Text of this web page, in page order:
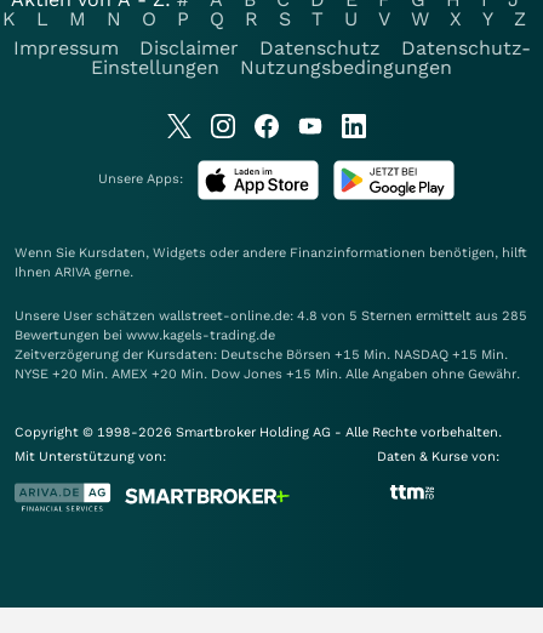
K
L M N O P Q R S T U V W X Y
Z
Impressum
Disclaimer Datenschutz
Datenschutz-
Einstellungen
Nutzungsbedingungen
Unsere Apps:
Wenn Sie Kursdaten, Widgets oder andere Finanzinformationen benötigen, hilft
Ihnen ARIVA gerne.
Unsere User schätzen wallstreet-online.de: 4.8 von 5 Sternen ermittelt aus 285
Bewertungen bei www.kagels-trading.de
Zeitverzögerung der Kursdaten: Deutsche Börsen +15 Min. NASDAQ +15 Min.
NYSE +20 Min. AMEX +20 Min. Dow Jones +15 Min. Alle Angaben ohne Gewähr.
Copyright © 1998-2026 Smartbroker Holding AG - Alle Rechte vorbehalten.
Mit Unterstützung von:
Daten & Kurse von: